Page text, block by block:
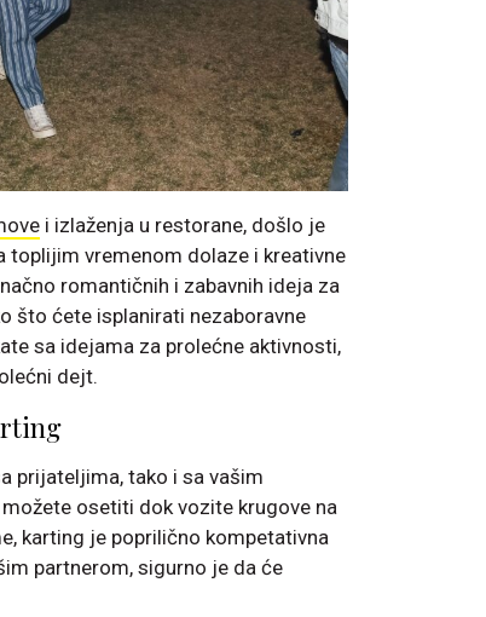
i izlaženja u restorane, došlo je
toplijim vremenom dolaze i kreativne
romantičnih i zabavnih ideja za
što ćete isplanirati nezaboravne
sa idejama za prolećne aktivnosti,
dejt.
prijateljima, tako i sa vašim
osetiti dok vozite krugove na
karting je poprilično kompetativna
partnerom, sigurno je da će